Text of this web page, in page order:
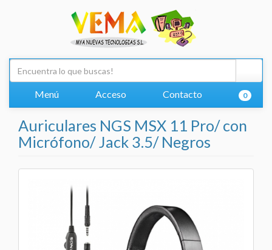
Menú Acceso Contacto 0
Auriculares NGS MSX 11 Pro/ con
Micrófono/ Jack 3.5/ Negros